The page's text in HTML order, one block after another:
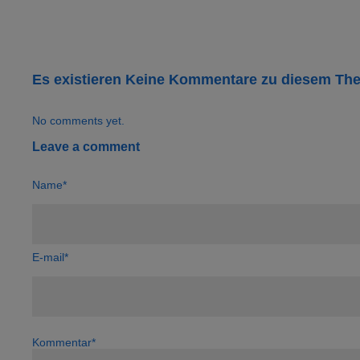
Es existieren Keine Kommentare zu diesem
No comments yet.
Leave a comment
Name*
E-mail*
Kommentar*